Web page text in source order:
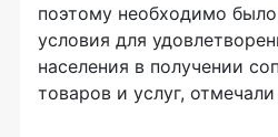
поэтому необходимо было
условия для
населения в получении
товаров и услуг,